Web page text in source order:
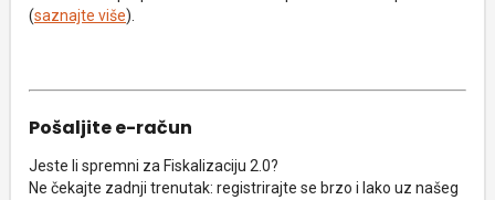
(saznajte više).
Pošaljite e-račun
Jeste li spremni za Fiskalizaciju 2.0?
Ne čekajte zadnji trenutak: registrirajte se brzo i lako uz našeg